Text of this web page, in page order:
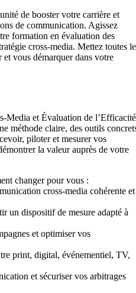
de booster votre carrière et
de communication. Agissez
formation en évaluation des
cross-media. Mettez toutes
et vous démarquer dans votre
Media et Évaluation de l’Efficacité
méthode claire, des outils
piloter et mesurer vos
la valeur auprès de votre
changer pour vous :
cross-media cohérente et
un dispositif de mesure adapté à
et optimiser vos
print, digital, événementiel, TV,
et sécuriser vos arbitrages